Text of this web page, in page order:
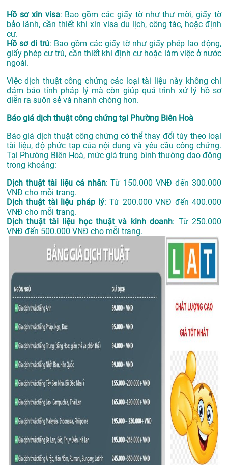
Hồ sơ xin visa: Bao gồm các giấy tờ như thư mời, giấy tờ
bảo lãnh, cần thiết khi xin visa du lịch, công tác, hoặc định
cư.
Hồ sơ di trú: Bao gồm các giấy tờ như giấy phép lao động,
giấy phép cư trú, cần thiết khi định cư hoặc làm việc ở nước
ngoài.
Việc dịch thuật công chứng các loại tài liệu này không chỉ
đảm bảo tính pháp lý mà còn giúp quá trình xử lý hồ sơ
diễn ra suôn sẻ và nhanh chóng hơn.
Báo giá dịch thuật công chứng tại Phường Biên Hoà
Báo giá dịch thuật công chứng có thể thay đổi tùy theo loại
tài liệu, độ phức tạp của nội dung và yêu cầu công chứng.
Tại Phường Biên Hoà, mức giá trung bình thường dao động
trong khoảng:
Dịch thuật tài liệu cá nhân: Từ 150.000 VNĐ đến 300.000
VNĐ cho mỗi trang.
Dịch thuật tài liệu pháp lý: Từ 200.000 VNĐ đến 400.000
VNĐ cho mỗi trang.
Dịch thuật tài liệu học thuật và kinh doanh: Từ 250.000
VNĐ đến 500.000 VNĐ cho mỗi trang.